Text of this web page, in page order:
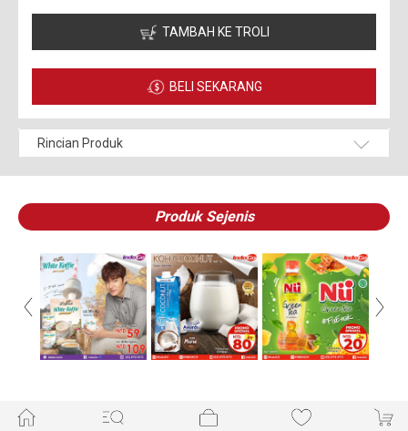
TAMBAH KE TROLI
BELI SEKARANG
Rincian Produk
Produk Sejenis